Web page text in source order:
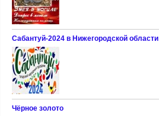
Сабантуй-2024 в Нижегородской области
Чёрное золото